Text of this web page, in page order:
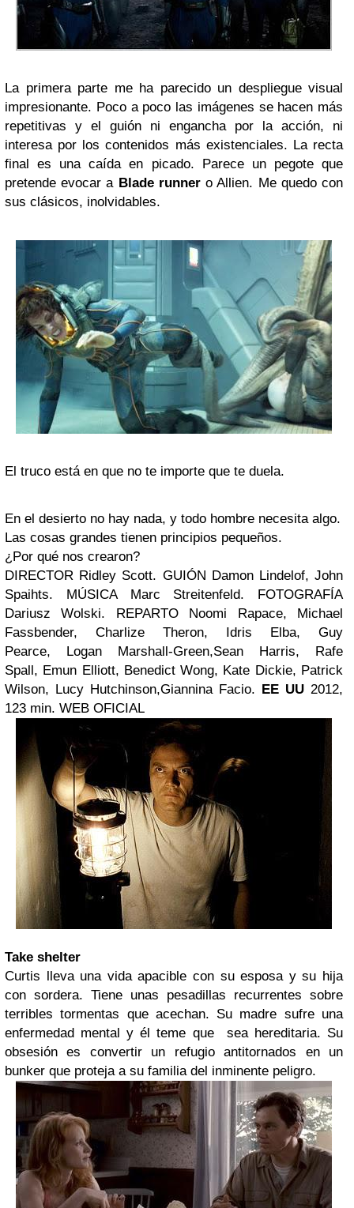
La primera parte me ha parecido un despliegue visual
impresionante. Poco a poco las imágenes se hacen más
repetitivas y el guión ni engancha por la acción, ni
interesa por los contenidos más existenciales. La recta
final es una caída en picado. Parece un pegote que
pretende evocar a Blade runnero Allien. Me quedo con
sus clásicos, inolvidables.
El truco está en que no te importe que te duela.
En el desierto no hay nada, y todo hombre necesita algo.
Las cosas grandes tienen principios pequeños.
¿Por qué nos crearon?
DIRECTOR Ridley Scott. GUIÓN Damon Lindelof, John
Spaihts. MÚSICA Marc Streitenfeld. FOTOGRAFÍA
Dariusz Wolski. REPARTO Noomi Rapace, Michael
Fassbender, Charlize Theron, Idris Elba, Guy
Pearce, Logan Marshall-Green,Sean Harris, Rafe
Spall, Emun Elliott, Benedict Wong, Kate Dickie, Patrick
Wilson, Lucy Hutchinson,Giannina Facio. EE UU 2012,
123 min. WEB OFICIAL
Take shelter
Curtis lleva una vida apacible con su esposa y su hija
con sordera. Tiene unas pesadillas recurrentes sobre
terribles tormentas que acechan. Su madre sufre una
enfermedad mental y él teme que sea hereditaria. Su
obsesión es convertir un refugio antitornados en un
bunker que proteja a su familia del inminente peligro.